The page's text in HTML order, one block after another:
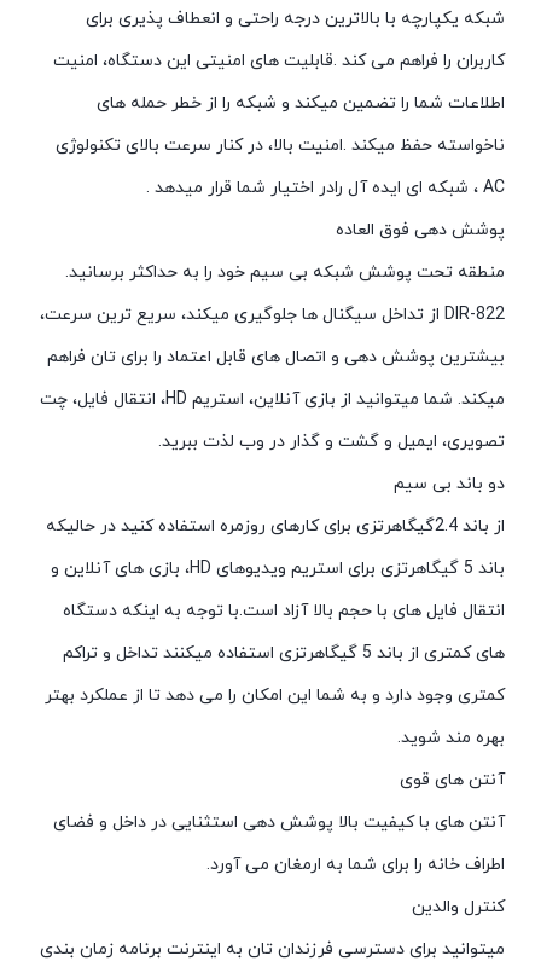
شبکه یکپارچه با بالاترین درجه راحتی و انعطاف پذیری برای
کاربران را فراهم می کند .قابلیت های امنیتی این دستگاه، امنیت
اطلاعات شما را تضمین میکند و شبکه را از خطر حمله های
ناخواسته حفظ میکند .امنیت بالا، در کنار سرعت بالای تکنولوژی
AC ، شبکه ای ایده آل رادر اختیار شما قرار میدهد .
پوشش دهی فوق العاده
منطقه تحت پوشش شبکه بی سیم خود را به حداکثر برسانید.
DIR-822 از تداخل سیگنال ها جلوگیری میکند، سریع ترین سرعت،
بیشترین پوشش دهی و اتصال های قابل اعتماد را برای تان فراهم
میکند. شما میتوانید از بازی آنلاین، استریم HD، انتقال فایل، چت
تصویری، ایمیل و گشت و گذار در وب لذت ببرید.
دو باند بی سیم
از باند 2.4گیگاهرتزی برای کارهای روزمره استفاده کنید در حالیکه
باند 5 گیگاهرتزی برای استریم ویدیوهای HD، بازی های آنلاین و
انتقال فایل های با حجم بالا آزاد است.با توجه به اینکه دستگاه
های کمتری از باند 5 گیگاهرتزی استفاده میکنند تداخل و تراکم
کمتری وجود دارد و به شما این امکان را می دهد تا از عملکرد بهتر
بهره مند شوید.
آنتن های قوی
آنتن های با کیفیت بالا پوشش دهی استثنایی در داخل و فضای
اطراف خانه را برای شما به ارمغان می آورد.
کنترل والدین
میتوانید برای دسترسی فرزندان تان به اینترنت برنامه زمان بندی